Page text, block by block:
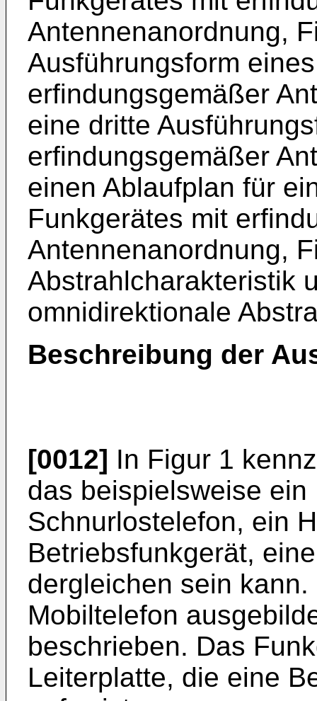
Antennenanordnung,
Ausführungsform
erfindungsgemäßer
eine dritte
erfindungsgemäßer
einen Ablaufplan für
Funkgerätes mit
Antennenanordnung,
Abstrahlcharakteristik
omnidirektionale
Beschreibung der
[0012] In Figur 1
das beispielsweise ein
Schnurlostelefon, ein
Betriebsfunkgerät,
dergleichen sein
Mobiltelefon
beschrieben. Das
Leiterplatte, die eine